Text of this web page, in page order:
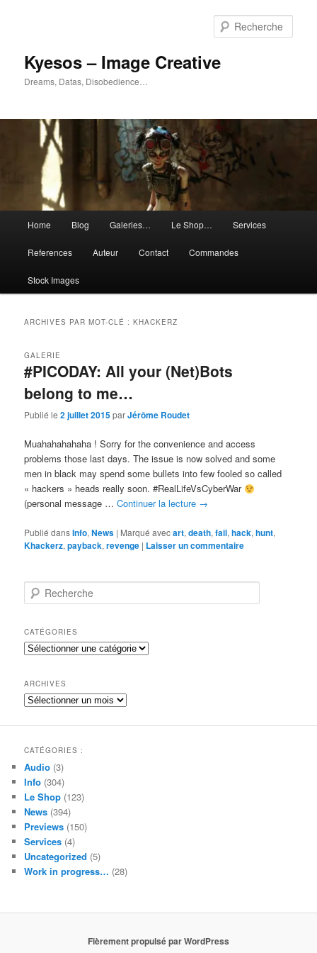
Kyesos – Image Creative
Dreams, Datas, Disobedience…
principal
Home Blog Galeries… Le Shop… Services
References Auteur Contact Commandes
Stock Images
ARCHIVES PAR MOT-CLÉ :KHACKERZ
#PICODAY: All your (Net)Bots
belong to me…
GALERIE
Publié le2 juillet 2015parJérôme Roudet
Muahahahahaha ! Sorry for the convenience and access
problems those last days. The issue is now solved and some
men in black may spend some bullets into few fooled so called
« hackers » heads really soon. #RealLifeVsCyberWar
(personal message …Continuer la lecture →
Publié dansInfo,News | Marqué avecart,death,fail,hack,hunt,
Khackerz,payback,revenge | Laisser un commentaire
e
h
e
r
h
e
CATÉGORIES
Catégories
ARCHIVES
Archives
CATÉGORIES :
Audio (3)
Info (304)
Le Shop (123)
News (394)
Previews (150)
Services (4)
Uncategorized (5)
Work in progress… (28)
Fièrement propulsé par WordPress